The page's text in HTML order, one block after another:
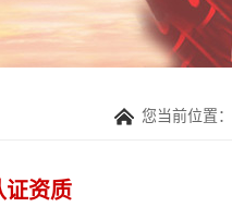
您当前位置：
证资质